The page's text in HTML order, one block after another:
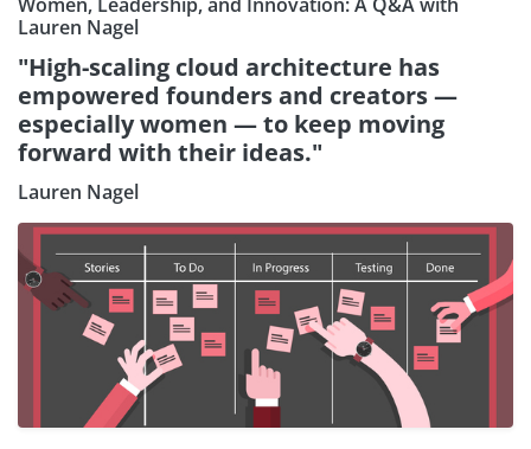
Lauren Nagel
"High-scaling cloud architecture has
empowered founders and creators —
especially women — to keep moving
forward with their ideas."
Lauren Nagel